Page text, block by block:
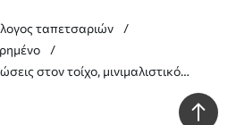
ταπετσαριών
στον τοίχο, μινιμαλιστικό